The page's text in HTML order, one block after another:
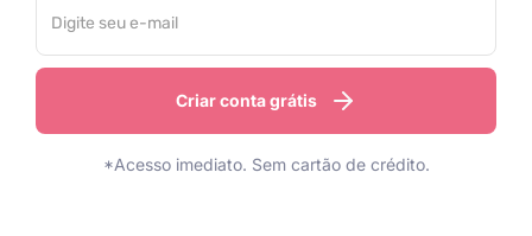
Criar conta grátis
*Acesso imediato. Sem cartão de crédito.